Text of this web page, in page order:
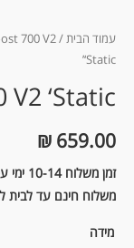
עמוד הבית/
700 V2
‘Static’
‘Static’
₪ 659.00
זמן משלוח 10-14 ימי עסקים
משלוח חינם עד לבית
מידה